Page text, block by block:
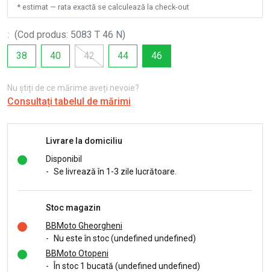
* estimat — rata exactă se calculează la check-out
: (Cod produs: 5083 T 46 N)
38
40 42 44 46
Nu știți de ce mărime aveți nevoie?
Consultați tabelul de mărimi
Livrare la domiciliu
Disponibil
- Se livrează în 1-3 zile lucrătoare.
Stoc magazin
BBMoto Gheorgheni
-
Nu este în stoc (undefined undefined)
BBMoto Otopeni
-
În stoc 1 bucată (undefined undefined)